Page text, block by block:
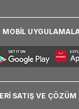
MOBİL
SATIŞ VE